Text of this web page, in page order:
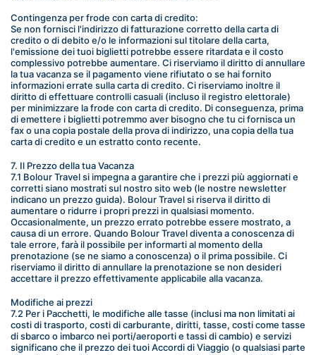
Contingenza per frode con carta di credito:
Se non fornisci l'indirizzo di fatturazione corretto della carta di
credito o di debito e/o le informazioni sul titolare della carta,
l'emissione dei tuoi biglietti potrebbe essere ritardata e il costo
complessivo potrebbe aumentare. Ci riserviamo il diritto di annullare
la tua vacanza se il pagamento viene rifiutato o se hai fornito
informazioni errate sulla carta di credito. Ci riserviamo inoltre il
diritto di effettuare controlli casuali (incluso il registro elettorale)
per minimizzare la frode con carta di credito. Di conseguenza, prima
di emettere i biglietti potremmo aver bisogno che tu ci fornisca un
fax o una copia postale della prova di indirizzo, una copia della tua
carta di credito e un estratto conto recente.
7. Il Prezzo della tua Vacanza
7.1 Bolour Travel si impegna a garantire che i prezzi più aggiornati e
corretti siano mostrati sul nostro sito web (le nostre newsletter
indicano un prezzo guida). Bolour Travel si riserva il diritto di
aumentare o ridurre i propri prezzi in qualsiasi momento.
Occasionalmente, un prezzo errato potrebbe essere mostrato, a
causa di un errore. Quando Bolour Travel diventa a conoscenza di
tale errore, farà il possibile per informarti al momento della
prenotazione (se ne siamo a conoscenza) o il prima possibile. Ci
riserviamo il diritto di annullare la prenotazione se non desideri
accettare il prezzo effettivamente applicabile alla vacanza.
Modifiche ai prezzi
7.2 Per i Pacchetti, le modifiche alle tasse (inclusi ma non limitati ai
costi di trasporto, costi di carburante, diritti, tasse, costi come tasse
di sbarco o imbarco nei porti/aeroporti e tassi di cambio) e servizi
significano che il prezzo dei tuoi Accordi di Viaggio (o qualsiasi parte